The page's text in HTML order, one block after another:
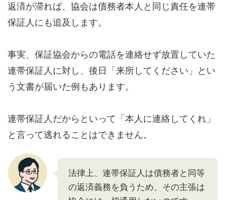
返済が滞れば、協会は債務者本人と同じ責任を連帯
保証人にも追及します。
事実、保証協会からの電話を連絡せず放置していた
連帯保証人に対し、後日「来所してください」とい
う文書が届いた例もあります。
連帯保証人だからといって「本人に連絡してくれ」
と言って逃れることはできません。
法律上、連帯保証人は債務者と同等
の返済義務を負うため、その主張は